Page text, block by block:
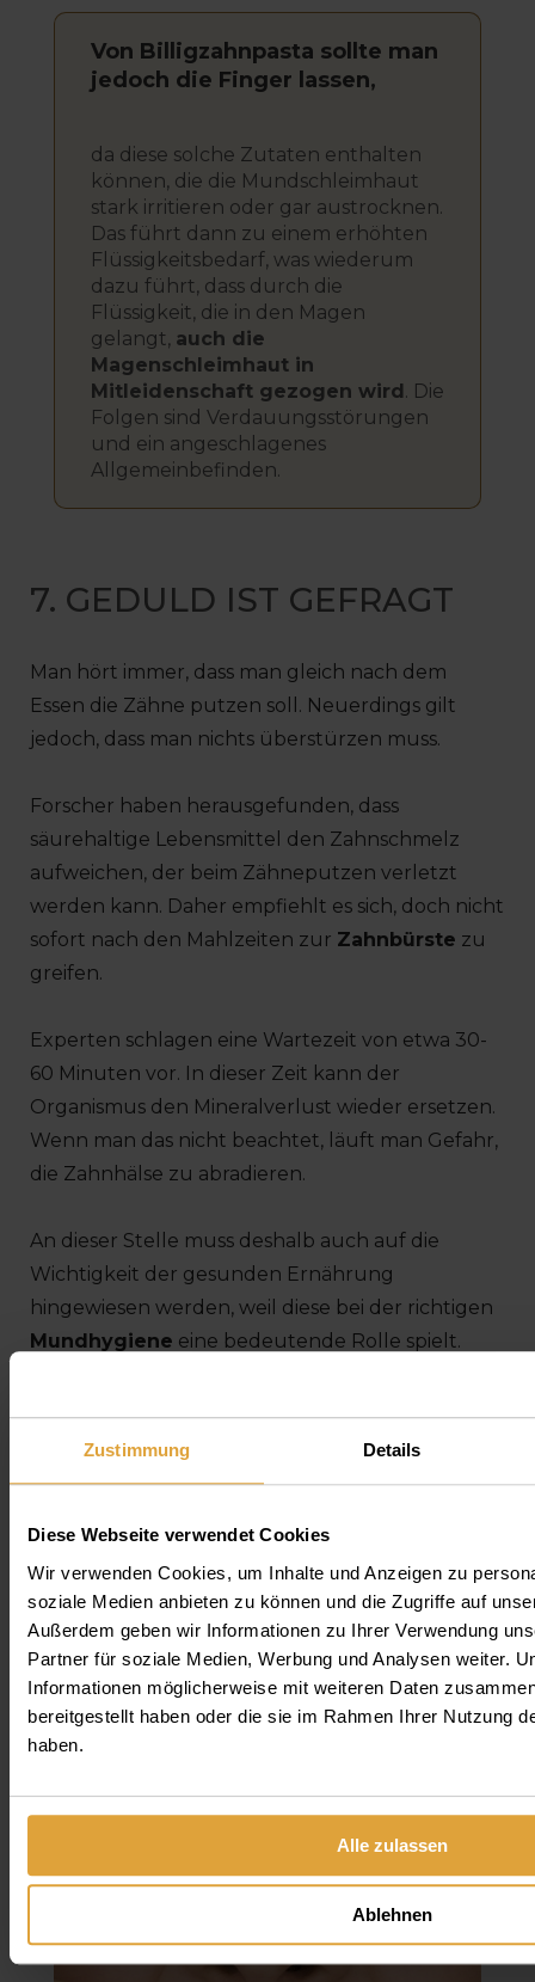
Zustimmung Details
Diese Webseite verwendet Cookies
Wir verwenden Cookies, um Inhalte und Anzeigen zu
soziale Medien anbieten zu können und die Zugriffe auf
Außerdem geben wir Informationen zu Ihrer Verwendung
Partner für soziale Medien, Werbung und Analysen weiter.
Informationen möglicherweise mit weiteren Daten
bereitgestellt haben oder die sie im Rahmen Ihrer Nutzung
haben.
Alle zulassen
Ablehnen
Von Billigzahnpasta sollte man
jedoch die Finger lassen,
da diese solche Zutaten enthalten
können, die die Mundschleimhaut
stark irritieren oder gar austrocknen.
Das führt dann zu einem erhöhten
Flüssigkeitsbedarf, was wiederum
dazu führt, dass durch die
Flüssigkeit, die in den Magen
gelangt, auch die
Magenschleimhaut in
Mitleidenschaft gezogen wird. Die
Folgen sind Verdauungsstörungen
und ein angeschlagenes
Allgemeinbefinden.
7. GEDULD IST GEFRAGT
Man hört immer, dass man gleich nach dem
Essen die Zähne putzen soll. Neuerdings gilt
jedoch, dass man nichts überstürzen muss.
Forscher haben herausgefunden, dass
säurehaltige Lebensmittel den Zahnschmelz
aufweichen, der beim Zähneputzen verletzt
werden kann. Daher empfiehlt es sich, doch nicht
sofort nach den Mahlzeiten zur Zahnbürste zu
greifen.
Experten schlagen eine Wartezeit von etwa 30-
60 Minuten vor. In dieser Zeit kann der
Organismus den Mineralverlust wieder ersetzen.
Wenn man das nicht beachtet, läuft man Gefahr,
die Zahnhälse zu abradieren.
An dieser Stelle muss deshalb auch auf die
Wichtigkeit der gesunden Ernährung
hingewiesen werden, weil diese bei der richtigen
Mundhygiene eine bedeutende Rolle spielt.
Drinks und saure Lutschbonbons sind zu
8. VOR DEM
ZÄHNEPUTZEN
ZAHNSEIDE BENUTZEN
Deutlich zu erkennen ist auch, dass die meisten
Zahnzwischenräumeetwa ein Drittel der
müssen.